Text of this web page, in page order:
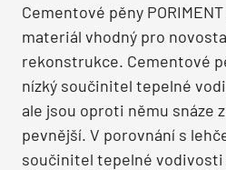
Cementové pěny
materiál vhodný pro
rekonstrukce. Cementové
nízký součinitel tepelné
ale jsou oproti němu snáze
pevnější. V porovnání s
součinitel tepelné vodivosti